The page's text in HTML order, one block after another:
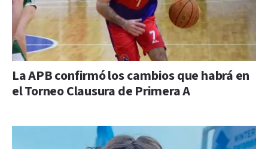
La APB confirmó los cambios que habrá en
el Torneo Clausura de Primera A